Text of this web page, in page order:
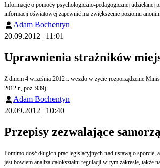
Informacje o pomocy psychologiczno-pedagogicznej udzielanej
informacji oświatowej zapewnić ma zwiększenie poziomu
Adam Bochentyn
20.09.2012 | 11:01
Uprawnienia strażników
Z dniem 4 września 2012 r. weszło w życie rozporządzenie
2012 r., poz. 939).
Adam Bochentyn
20.09.2012 | 10:40
Przepisy zezwalające
Pomimo dość długich prac legislacyjnych nad ustawą o
jest bowiem analiza całokształtu regulacji w tym zakresie,